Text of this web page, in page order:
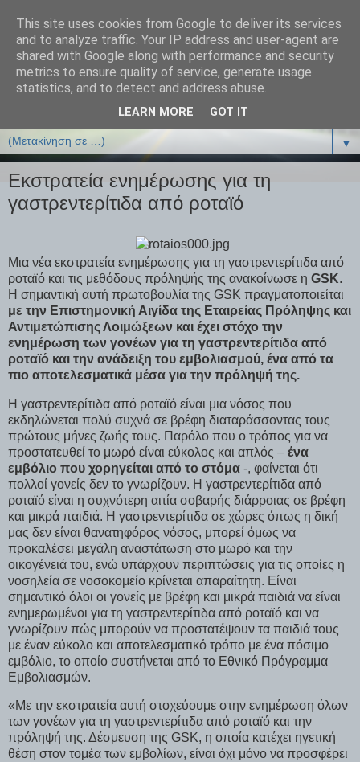
ΒΙΟΛΟΓΙΑonline.gr
Online Μαθήματα Βιολογίας
▼
Eκστρατεία ενημέρωσης για τη
γαστρεντερίτιδα από ροταϊό
Μια νέα εκστρατεία ενημέρωσης για τη γαστρεντερίτιδα από
ροταϊό και τις μεθόδους πρόληψής της ανακοίνωσε η GSK.
Η σημαντική αυτή πρωτοβουλία της GSK πραγματοποιείται
με την Επιστημονική Αιγίδα της Εταιρείας Πρόληψης και
Αντιμετώπισης Λοιμώξεων και έχει στόχο την
ενημέρωση των γονέων για τη γαστρεντερίτιδα από
ροταϊό και την ανάδειξη του εμβολιασμού, ένα από τα
πιο αποτελεσματικά μέσα για την πρόληψή της.
H γαστρεντερίτιδα από ροταϊό είναι μια νόσος που
εκδηλώνεται πολύ συχνά σε βρέφη διαταράσσοντας τους
πρώτους μήνες ζωής τους. Παρόλο που ο τρόπος για να
προστατευθεί το μωρό είναι εύκολος και απλός – ένα
εμβόλιο που χορηγείται από το στόμα -, φαίνεται ότι
πολλοί γονείς δεν το γνωρίζουν. Η γαστρεντερίτιδα από
ροταϊό είναι η συχνότερη αιτία σοβαρής διάρροιας σε βρέφη
και μικρά παιδιά. Η γαστρεντερίτιδα σε χώρες όπως η δική
μας δεν είναι θανατηφόρος νόσος, μπορεί όμως να
προκαλέσει μεγάλη αναστάτωση στο μωρό και την
οικογένειά του, ενώ υπάρχουν περιπτώσεις για τις οποίες η
νοσηλεία σε νοσοκομείο κρίνεται απαραίτητη. Είναι
σημαντικό όλοι οι γονείς με βρέφη και μικρά παιδιά να είναι
ενημερωμένοι για τη γαστρεντερίτιδα από ροταϊό και να
γνωρίζουν πώς μπορούν να προστατέψουν τα παιδιά τους
με έναν εύκολο και αποτελεσματικό τρόπο με ένα πόσιμο
εμβόλιο, το οποίο συστήνεται από το Εθνικό Πρόγραμμα
Εμβολιασμών.
«Με την εκστρατεία αυτή στοχεύουμε στην ενημέρωση όλων
των γονέων για τη γαστρεντερίτιδα από ροταϊό και την
πρόληψή της. Δέσμευση της GSK, η οποία κατέχει ηγετική
θέση στον τομέα των εμβολίων, είναι όχι μόνο να προσφέρει
This site uses cookies from Google to deliver its services
and to analyze traffic. Your IP address and user-agent are
shared with Google along with performance and security
metrics to ensure quality of service, generate usage
statistics, and to detect and address abuse.
LEARN MORE GOT IT